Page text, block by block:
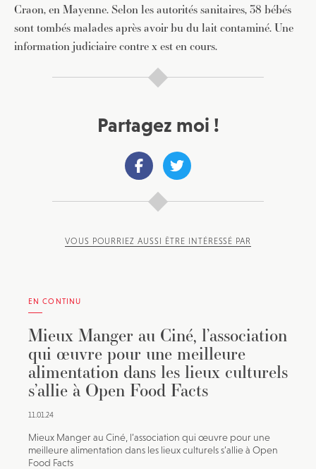
Craon, en Mayenne. Selon les autorités sanitaires, 38 bébés
sont tombés malades après avoir bu du lait contaminé. Une
information judiciaire contre x est en cours.
Partagez moi !
VOUS POURRIEZ AUSSI ÊTRE INTÉRESSÉ PAR
EN CONTINU
Mieux Manger au Ciné, l’association
qui œuvre pour une meilleure
alimentation dans les lieux culturels
s’allie à Open Food Facts
11.01.24
Mieux Manger au Ciné, l’association qui œuvre pour une
meilleure alimentation dans les lieux culturels s’allie à Open
Food Facts